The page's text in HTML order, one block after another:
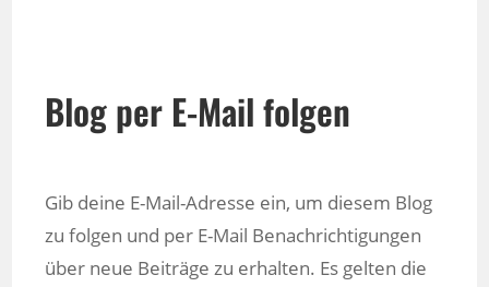
Blog per E-Mail folgen
Gib deine E-Mail-Adresse ein, um diesem Blog
zu folgen und per E-Mail Benachrichtigungen
über neue Beiträge zu erhalten. Es gelten die